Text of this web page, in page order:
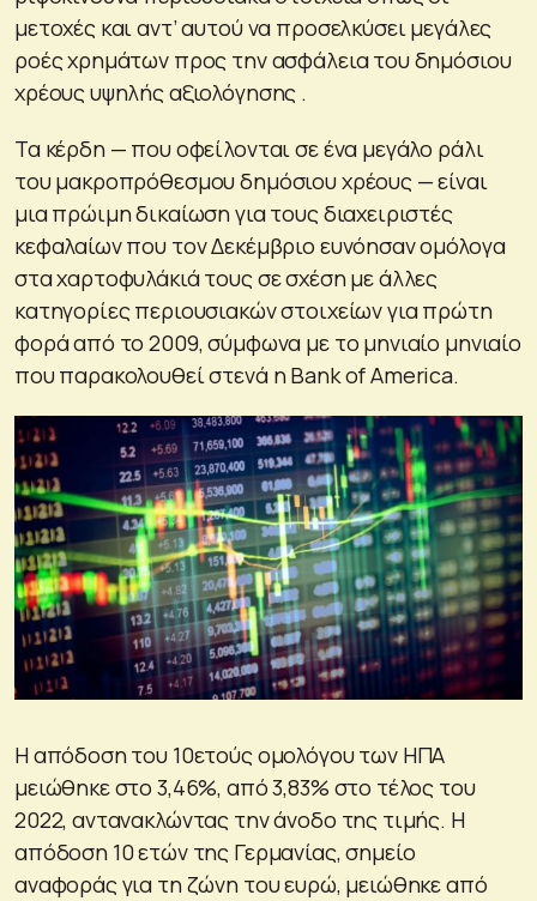
μετοχές και αντ’ αυτού να προσελκύσει μεγάλες
ροές χρημάτων προς την ασφάλεια του δημόσιου
χρέους υψηλής αξιολόγησης .
Τα κέρδη — που οφείλονται σε ένα μεγάλο ράλι
του μακροπρόθεσμου δημόσιου χρέους — είναι
μια πρώιμη δικαίωση για τους διαχειριστές
κεφαλαίων που τον Δεκέμβριο ευνόησαν ομόλογα
στα χαρτοφυλάκιά τους σε σχέση με άλλες
κατηγορίες περιουσιακών στοιχείων για πρώτη
φορά από το 2009, σύμφωνα με το μηνιαίο μηνιαίο
που παρακολουθεί στενά η Bank of America.
Η απόδοση του 10ετούς ομολόγου των ΗΠΑ
μειώθηκε στο 3,46%, από 3,83% στο τέλος του
2022, αντανακλώντας την άνοδο της τιμής. Η
απόδοση 10 ετών της Γερμανίας, σημείο
αναφοράς για τη ζώνη του ευρώ, μειώθηκε από